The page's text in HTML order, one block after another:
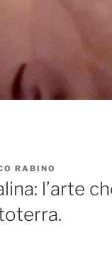
RABINO
l’arte